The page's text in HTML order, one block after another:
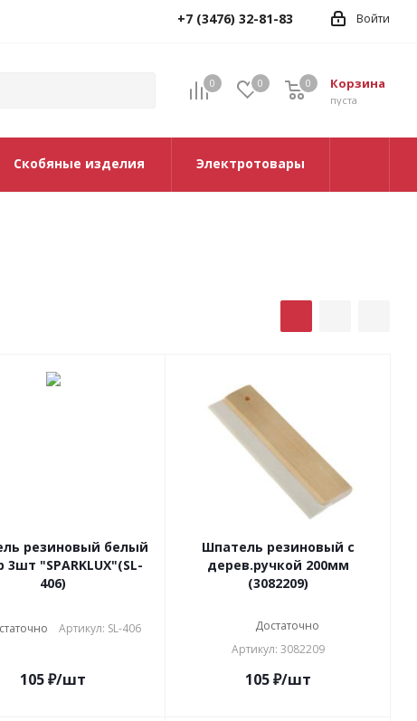
Войти
+7 (3476) 32-81-83
0 0 Корзина
0
пуста
0
Скобяные изделия Электротовары
резиновый белый
3шт "SPARKLUX"(SL-
406)
Артикул: SL-406
105₽/шт
Шпатель резиновый с
дерев.ручкой 200мм
(3082209)
Достаточно
Артикул: 3082209
105₽/шт